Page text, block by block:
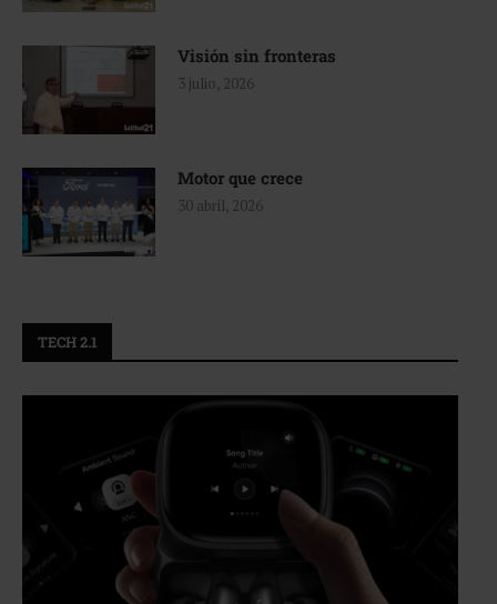
Visión sin fronteras
3 julio, 2026
Motor que crece
30 abril, 2026
TECH 2.1